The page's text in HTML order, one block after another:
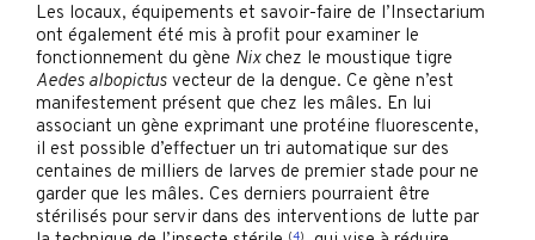
Les locaux, équipements et savoir-faire de l’Insectarium
ont également été mis à profit pour examiner le
fonctionnement du gène Nixchez le moustique tigre
Aedes albopictus vecteur de la dengue. Ce gène n’est
manifestement présent que chez les mâles. En lui
associant un gène exprimant une protéine fluorescente,
il est possible d’effectuer un tri automatique sur des
centaines de milliers de larves de premier stade pour ne
garder que les mâles. Ces derniers pourraient être
stérilisés pour servir dans des interventions de lutte par
(4)